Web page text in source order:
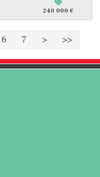
240 000 €
6 7 > >>